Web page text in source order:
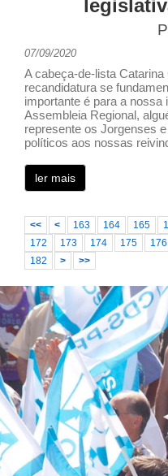
07/09/2020
A cabeça-de-lista
recandidatura se
importante é para a nossa
Assembleia Regional,
represente os Jorgenses
políticos aos nossas
ler mais
<< < 163 164 165
172
173 174 175 176
182
> >>